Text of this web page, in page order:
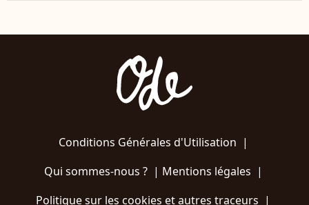
Conditions Générales d'Utilisation |
Qui sommes-nous ?| Mentions légales |
Politique sur les cookies et autres traceurs |